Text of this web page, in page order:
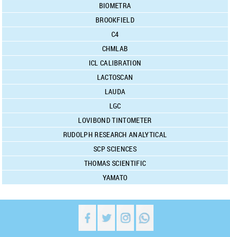
BIOMETRA
BROOKFIELD
C4
CHMLAB
ICL CALIBRATION
LACTOSCAN
LAUDA
LGC
LOVIBOND TINTOMETER
RUDOLPH RESEARCH ANALYTICAL
SCP SCIENCES
THOMAS SCIENTIFIC
YAMATO